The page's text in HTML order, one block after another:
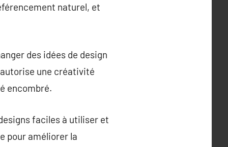
naturel, et
des idées de design
une créativité
encombré.
faciles à utiliser et
pour améliorer la